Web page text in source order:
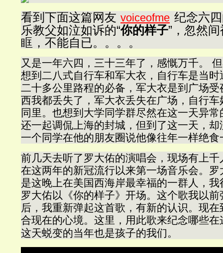
看到下面这篇网友 voiceofme 纪念六
乐教父如泣如诉的“你的样子”，忽然
眶，不能自已。。。。
又是一年六四，三十三年了，感慨万千。
想到二八式自行车和军大衣，自行车是当
二十多公里路程的必备，军大衣是到广场
西我都丢失了，军大衣丢失在广场，自行
同里。也想到大学同学群尽然在这一天异
还一起调侃上海的封城，但到了这一天，
一个同学在他的朋友圈说他像往年一样绝
前几天去听了罗大佑的演唱会，现场有上
在这两年的新冠流行以来第一场音乐会。
是这晚上在美国西海岸最幸福的一群人，
罗大佑以《你的样子》开场。这个歌我以
后，我重新弹起这首歌，有新的认识。现
合现在的心境。这里，用此歌来纪念哪些
这天蜕变的当年也是孩子的我们。